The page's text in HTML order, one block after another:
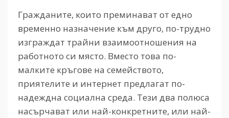
Гражданите, които преминават от едно
временно назначение към друго, по-трудно
изграждат трайни взаимоотношения на
работното си място. Вместо това по-
малките кръгове на семейството,
приятелите и интернет предлагат по-
надеждна социална среда. Тези два полюса
насърчават или най-конкретните, или най-